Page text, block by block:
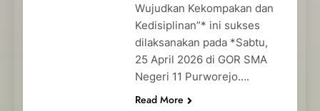
Wujudkan Kekompakan dan
Kedisiplinan”* ini sukses
dilaksanakan pada *Sabtu,
25 April 2026 di GOR SMA
Negeri 11 Purworejo….
Read More